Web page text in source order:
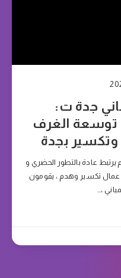
جدة ت:
أعمال توسعة الغرف
بجدة
عادة بالتطور الحضري و
عمال تكسير وهدم ، يقومون
،…